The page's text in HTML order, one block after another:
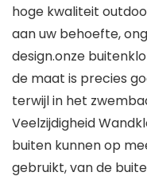
hoge kwaliteit
aan uw behoefte,
design.onze
de maat is precies
terwijl in het
Veelzijdigheid
buiten kunnen op
gebruikt, van de